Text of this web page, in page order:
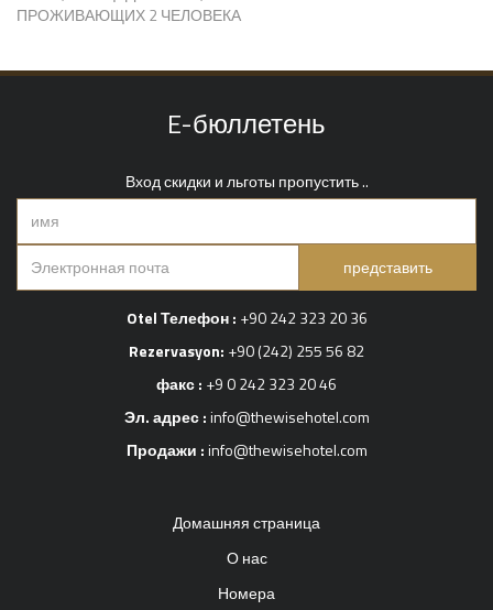
ПРОЖИВАЮЩИХ 2 ЧЕЛОВЕКА
E-бюллетень
Вход скидки и льготы пропустить ..
представить
Otel Телефон : +90 242 323 20 36
Rezervasyon: +90 (242) 255 56 82
факс : +9 0 242 323 20 46
Эл. адрес :info@thewisehotel.com
Продажи :info@thewisehotel.com
Домашняя страница
О нас
Номера